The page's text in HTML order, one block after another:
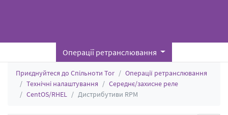
Операції ретранслювання
Приєднуйтеся до Спільноти Tor
Операції ретранслювання
Технічні налаштування
Середнє/захисне реле
CentOS/RHEL
Дистрибутиви RPM